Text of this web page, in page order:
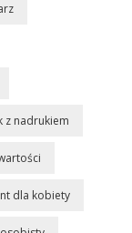
z nadrukiem
dla kobiety